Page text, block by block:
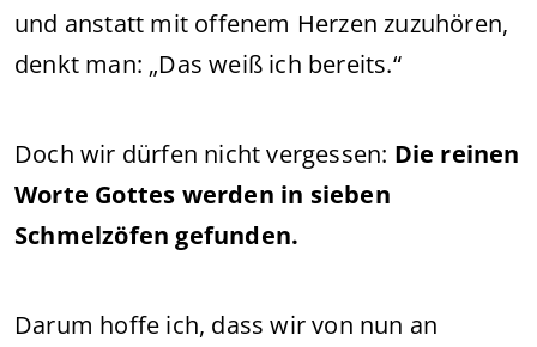
und anstatt mit offenem Herzen zuzuhören,
denkt man: „Das weiß ich bereits.“
Doch wir dürfen nicht vergessen: Die reinen
Worte Gottes werden in sieben
Schmelzöfen gefunden.
Darum hoffe ich, dass wir von nun an